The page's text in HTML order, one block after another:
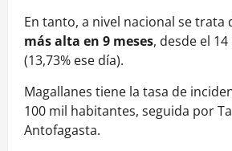
En tanto, a nivel nacional se trata
más alta en 9 meses, desde el
(13,73% ese día).
Magallanes tiene la tasa de
100 mil habitantes, seguida por
Antofagasta.